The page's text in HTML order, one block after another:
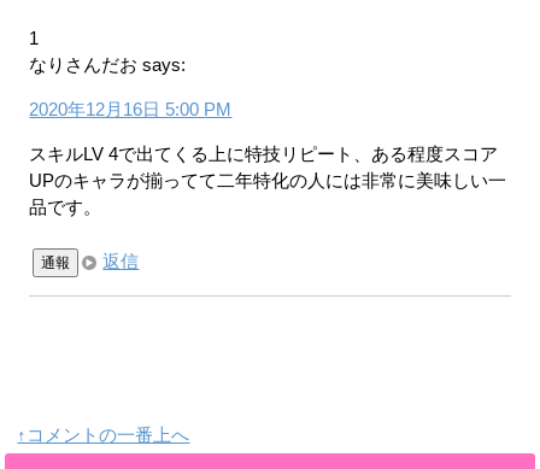
1
なりさんだお says:
2020年12月16日 5:00 PM
スキルLV 4で出てくる上に特技リピート、ある程度スコア
UPのキャラが揃ってて二年特化の人には非常に美味しい一
品です。
通報 返信
↑コメントの一番上へ